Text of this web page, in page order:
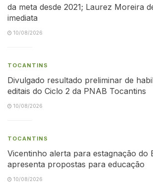
da meta desde 2021; Laurez Moreira
imediata
10/08/2026
TOCANTINS
Divulgado resultado preliminar de
editais do Ciclo 2 da PNAB Tocantins
10/08/2026
TOCANTINS
Vicentinho alerta para estagnação do
apresenta propostas para educação
10/08/2026